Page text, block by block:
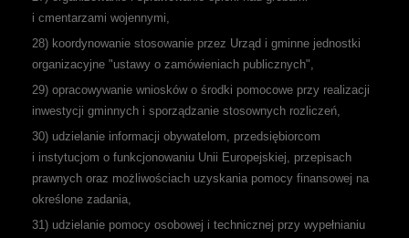
i cmentarzami wojennymi,
28) koordynowanie stosowanie przez Urząd i gminne jednostki
organizacyjne "ustawy o zamówieniach publicznych",
29) opracowywanie wniosków o środki pomocowe przy realizacji
inwestycji gminnych i sporządzanie stosownych rozliczeń,
30) udzielanie informacji obywatelom, przedsiębiorcom
i instytucjom o funkcjonowaniu Unii Europejskiej, przepisach
prawnych oraz możliwościach uzyskania pomocy finansowej na
określone zadania,
31) udzielanie pomocy osobowej i technicznej przy wypełnianiu